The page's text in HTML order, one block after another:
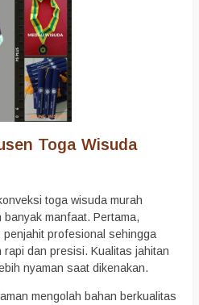
Toga Wisuda
toga wisuda murah
manfaat. Pertama,
penjahit profesional sehingga
dan presisi. Kualitas jahitan
nyaman saat dikenakan.
mengolah bahan berkualitas